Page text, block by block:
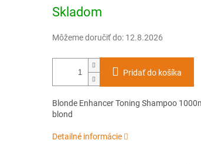
cena:
Skladom
Môžeme doručiť do: 12.8.2026
Pridať do košíka
Blonde Enhancer Toning Shampoo
blond
Detailné informácie